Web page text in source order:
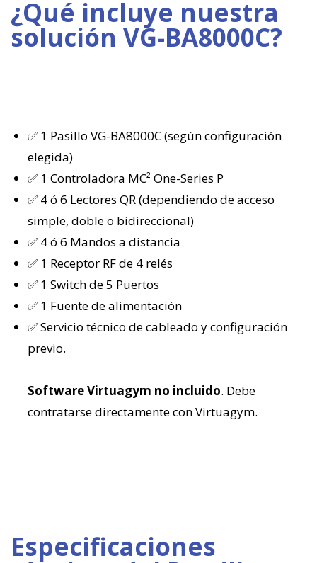
¿Qué incluye nuestra
solución VG-BA8000C?
✅ 1 Pasillo VG-BA8000C (según configuración
elegida)
✅ 1 Controladora MC² One-Series P
✅ 4 ó 6 Lectores QR (dependiendo de acceso
simple, doble o bidireccional)
✅ 4 ó 6 Mandos a distancia
✅ 1 Receptor RF de 4 relés
✅ 1 Switch de 5 Puertos
✅ 1 Fuente de alimentación
✅ Servicio técnico de cableado y configuración
previo.
Software Virtuagym no incluido. Debe
contratarse directamente con Virtuagym.
Especificaciones